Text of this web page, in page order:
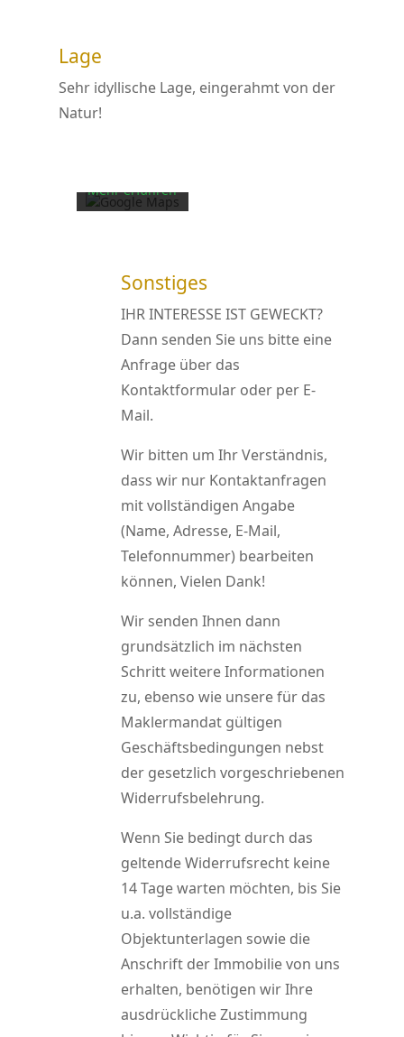
Lage
Sehr idyllische Lage, eingerahmt von der
Natur!
der Karte
akzeptieren Sie
Mehr erfahren
Google Maps
immer
Sonstiges
IHR INTERESSE IST GEWECKT?
Dann senden Sie uns bitte eine
Anfrage über das
Kontaktformular oder per E-
Mail.
Wir bitten um Ihr Verständnis,
dass wir nur Kontaktanfragen
mit vollständigen Angabe
(Name, Adresse, E-Mail,
Telefonnummer) bearbeiten
können, Vielen Dank!
Wir senden Ihnen dann
grundsätzlich im nächsten
Schritt weitere Informationen
zu, ebenso wie unsere für das
Maklermandat gültigen
Geschäftsbedingungen nebst
der gesetzlich vorgeschriebenen
Widerrufsbelehrung.
Wenn Sie bedingt durch das
geltende Widerrufsrecht keine
14 Tage warten möchten, bis Sie
u.a. vollständige
Objektunterlagen sowie die
Anschrift der Immobilie von uns
erhalten, benötigen wir Ihre
ausdrückliche Zustimmung